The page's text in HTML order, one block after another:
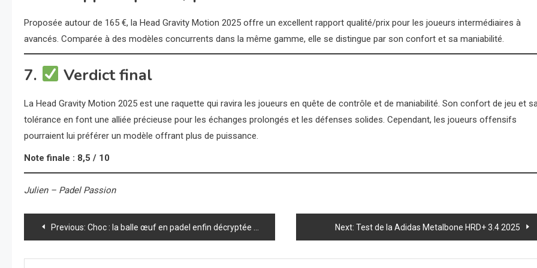
Proposée autour de 165 €, la Head Gravity Motion 2025 offre un excellent rapport qualité/prix pour les joueurs intermédiaires à
avancés. Comparée à des modèles concurrents dans la même gamme, elle se distingue par son confort et sa maniabilité.
7. Verdict final
La Head Gravity Motion 2025 est une raquette qui ravira les joueurs en quête de contrôle et de maniabilité. Son confort de jeu et
tolérance en font une alliée précieuse pour les échanges prolongés et les défenses solides. Cependant, les joueurs offensifs
pourraient lui préférer un modèle offrant plus de puissance.
Note finale : 8,5 / 10
Julien – Padel Passion
Navigation
de
Previous: Choc : la balle œuf en padel enfin décryptée – l’astuce secrète des pros pour ne plus jamais hésiter ! Next: Test de la Adidas Metalbone HRD+ 3.4 2025